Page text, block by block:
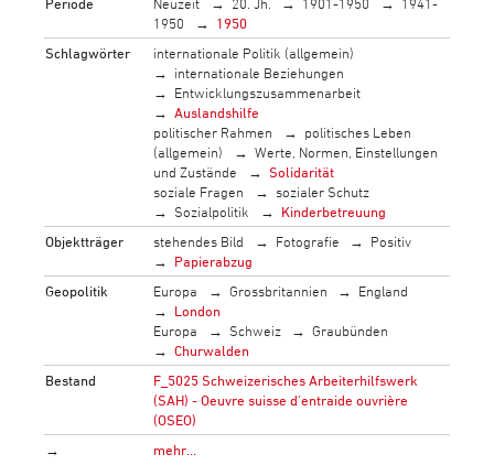
1950
1950
Schlagwörter
internationale Politik (allgemein)
internationale Beziehungen
Entwicklungszusammenarbeit
Auslandshilfe
politischer Rahmen
politisches Leben
(allgemein)
Werte, Normen, Einstellungen
und Zustände
Solidarität
soziale Fragen
sozialer Schutz
Sozialpolitik
Kinderbetreuung
Objektträger
stehendes Bild Fotografie
Positiv
Papierabzug
Geopolitik
Europa Grossbritannien
England
London
Europa
Schweiz
Graubünden
Churwalden
Bestand
F_5025 Schweizerisches Arbeiterhilfswerk
(SAH) - Oeuvre suisse d'entraide ouvrière
(OSEO)
→
mehr…